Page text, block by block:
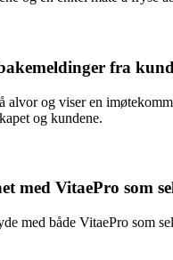
fra
alvor og viser en
og kundene.
med VitaePro som
med både VitaePro som